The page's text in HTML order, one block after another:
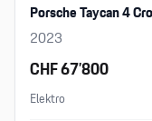
Porsche Taycan 4
2023
CHF 67’800
Elektro